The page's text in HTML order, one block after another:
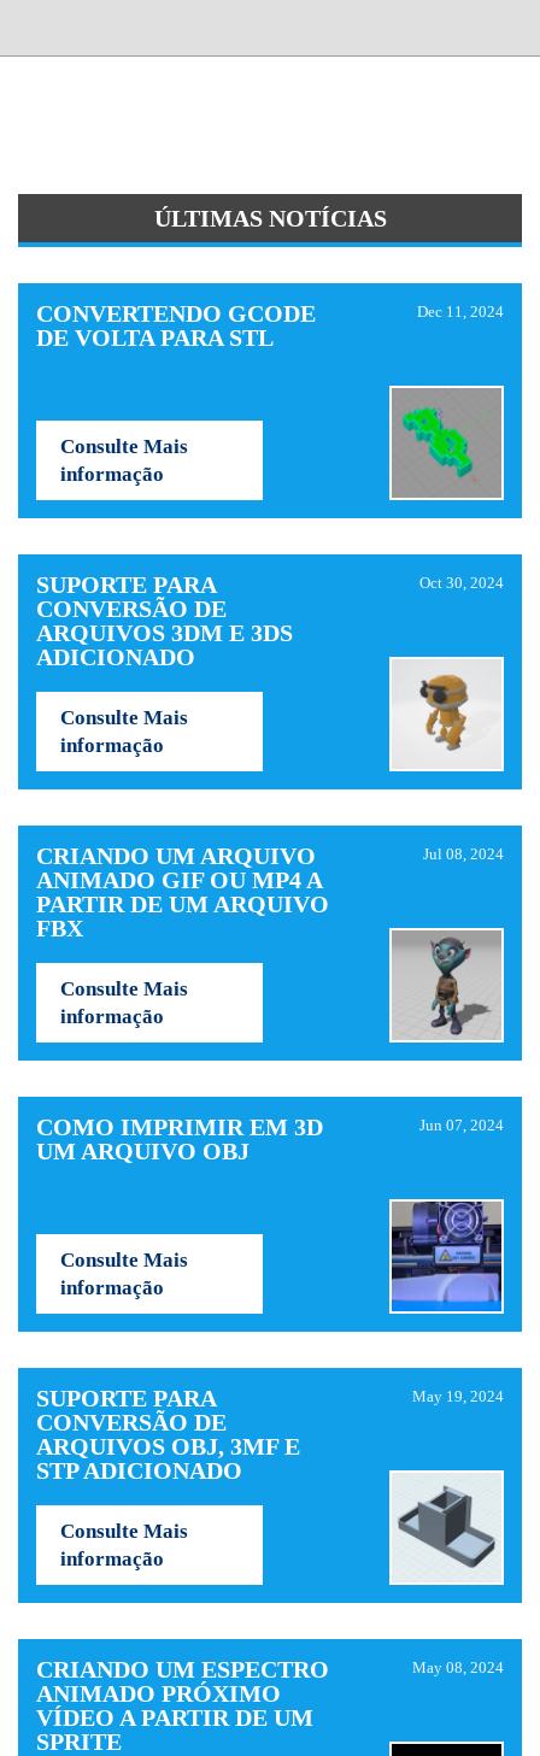
ÚLTIMAS NOTÍCIAS
CONVERTENDO GCODE
DE VOLTA PARA STL
Dec 11, 2024
Consulte Mais
informação
SUPORTE PARA
CONVERSÃO DE
ARQUIVOS 3DM E 3DS
ADICIONADO
Oct 30, 2024
Consulte Mais
informação
CRIANDO UM ARQUIVO
ANIMADO GIF OU MP4 A
PARTIR DE UM ARQUIVO
FBX
Jul 08, 2024
Consulte Mais
informação
COMO IMPRIMIR EM 3D
UM ARQUIVO OBJ
Jun 07, 2024
Consulte Mais
informação
SUPORTE PARA
CONVERSÃO DE
ARQUIVOS OBJ, 3MF E
STP ADICIONADO
May 19, 2024
Consulte Mais
informação
CRIANDO UM ESPECTRO
ANIMADO PRÓXIMO
VÍDEO A PARTIR DE UM
SPRITE
May 08, 2024